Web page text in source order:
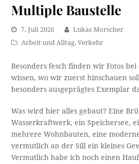
Multiple Baustelle
7. Juli 2026
Lukas Morscher
Arbeit und Alltag,Verkehr
Besonders fesch finden wir Fotos
wissen, wo wir zuerst hinschauen
besonders ausgeprägtes Exemplar
Was wird hier alles gebaut? Eine
Wasserkraftwerk, ein Speichersee,
mehrere Wohnbauten, eine
vermutlich an der Sill ein kleines
Vermutlich habe ich noch einen